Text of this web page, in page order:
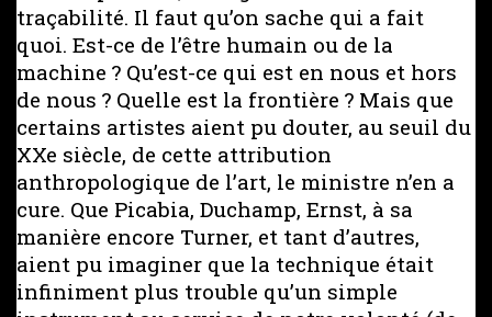
traçabilité. Il faut qu’on sache qui a fait
quoi. Est-ce de l’être humain ou de la
machine ? Qu’est-ce qui est en nous et hors
de nous ? Quelle est la frontière ? Mais que
certains artistes aient pu douter, au seuil du
XXe siècle, de cette attribution
anthropologique de l’art, le ministre n’en a
cure. Que Picabia, Duchamp, Ernst, à sa
manière encore Turner, et tant d’autres,
aient pu imaginer que la technique était
infiniment plus trouble qu’un simple